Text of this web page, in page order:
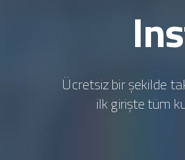
Ücretsiz bir şekilde
ilk girişte tüm